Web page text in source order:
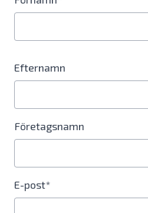
Efternamn
Företagsnamn
E-post*